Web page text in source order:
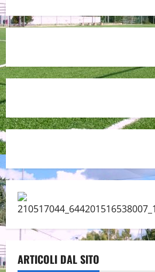
ARTICOLI DAL SITO